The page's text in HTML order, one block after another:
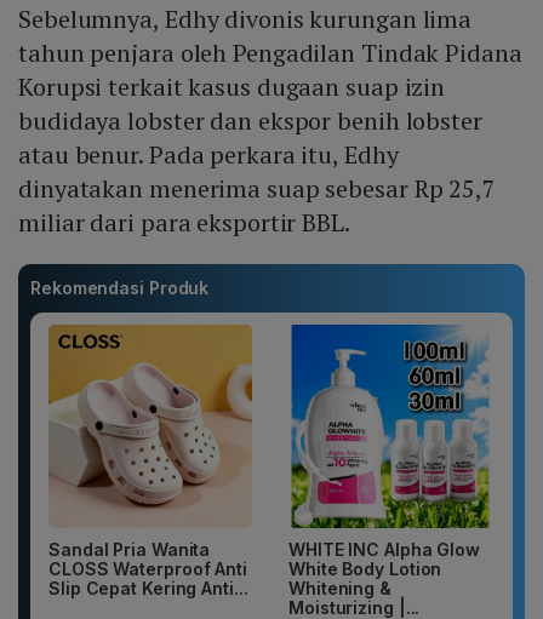
Sebelumnya, Edhy divonis kurungan lima
tahun penjara oleh Pengadilan Tindak Pidana
Korupsi terkait kasus dugaan suap izin
budidaya lobster dan ekspor benih lobster
atau benur. Pada perkara itu, Edhy
dinyatakan menerima suap sebesar Rp 25,7
miliar dari para eksportir BBL.
Rekomendasi Produk
Sandal Pria Wanita
CLOSS Waterproof Anti
Slip Cepat Kering Anti...
WHITE INC Alpha Glow
White Body Lotion
Whitening &
Moisturizing |...